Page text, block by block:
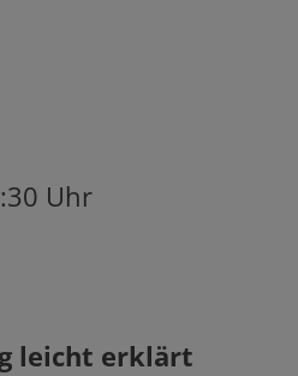
Uhr
leicht erklärt